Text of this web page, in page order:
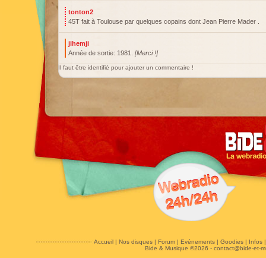
tonton2
45T fait à Toulouse par quelques copains dont Jean Pierre Mader .
jihemji
Année de sortie: 1981. [Merci !]
Il faut être identifié pour ajouter un commentaire !
Accueil| Nos disques| Forum| Evénements| Goodies| Infos
Bide & Musique ©2026 - contact@bide-et-